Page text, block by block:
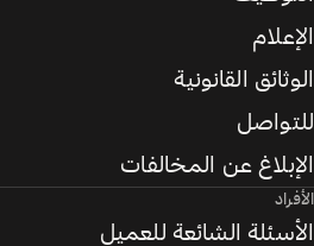
الإعلام
الوثائق القانونية
للتواصل
الإبلاغ عن المخالفات
الأفراد
الأسئلة الشائعة للعميل